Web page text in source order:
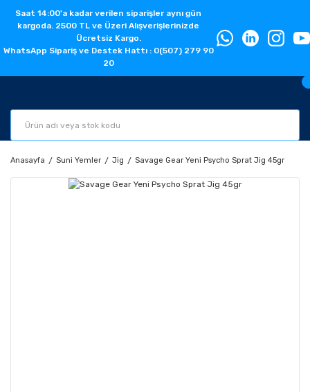
Saat 14:00'a kadar verilen siparişler aynı gün
kargoda. 2500 TL ve Üzeri Alışverişlerinizde
Ücretsiz Kargo.
WhatsApp Sipariş ve Destek Hattı : 0(507) 279 90
20
Anasayfa Suni Yemler Jig Savage Gear Yeni Psycho Sprat Jig 45gr